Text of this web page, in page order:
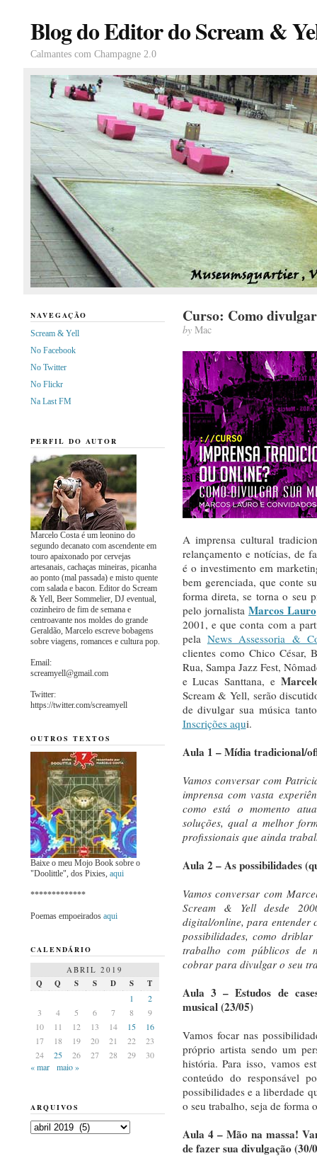
Blog do Editor do Scream &
Calmantes com Champagne 2.0
Curso: Como
byMac
A imprensa cultural
relançamento e notícias, de
é o investimento em
bem gerenciada, que conte
forma direta, se torna o seu
pelo jornalista Marcos Lauro
2001, e que conta com a
pela News Assessoria &
clientes como Chico César,
Rua, Sampa Jazz Fest,
e Lucas Santtana, e
Scream & Yell, serão
de divulgar sua música
Inscrições aqui.
Aula 1 – Mídia tradicional/
Vamos conversar com
imprensa com vasta
como está o momento
soluções, qual a melhor
profissionais que ainda
Aula 2 – As possibilidades
Vamos conversar com
Scream & Yell desde
digital/online, para entender
possibilidades, como
trabalho com públicos de
cobrar para divulgar o seu
Aula 3 – Estudos de
musical (23/05)
Vamos focar nas
próprio artista sendo um
história. Para isso, vamos
conteúdo do responsável
possibilidades e a liberdade
o seu trabalho, seja de forma
Aula 4 – Mão na massa!
de fazer sua divulgação (30/
NAVEGAÇÃO
Scream & Yell
No Facebook
No Twitter
No Flickr
Na Last FM
PERFIL DO AUTOR
Marcelo Costa é um leonino do
segundo decanato com ascendente em
touro apaixonado por cervejas
artesanais, cachaças mineiras, picanha
ao ponto (mal passada) e misto quente
com salada e bacon. Editor do Scream
& Yell, Beer Sommelier, DJ eventual,
cozinheiro de fim de semana e
centroavante nos moldes do grande
Geraldão, Marcelo escreve bobagens
sobre viagens, romances e cultura pop.
Email:
screamyell@gmail.com
Twitter:
https://twitter.com/screamyell
OUTROS TEXTOS
Baixe o meu Mojo Book sobre o
"Doolittle", dos Pixies, aqui
*************
Poemas empoeirados aqui
CALENDÁRIO
ABRIL 2019
Q Q S S D S
T
1
2
3
4 5 6 7 8
9
10
11 12 13 14 15
16
17
18 19 20 21 22
23
24
25 26 27 28 29
30
« mar
maio »
ARQUIVOS
Arquivos